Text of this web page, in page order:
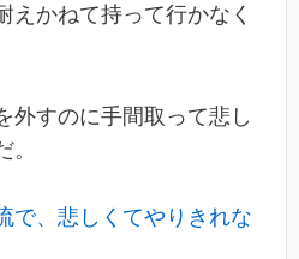
えかねて持って行かなく
外すのに手間取って悲し
で、悲しくてやりきれな